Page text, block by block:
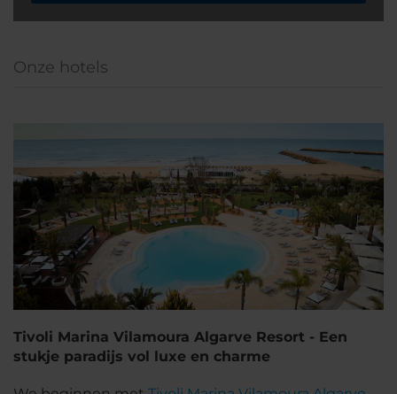
Onze hotels
Tivoli Marina Vilamoura Algarve Resort - Een
stukje paradijs vol luxe en charme